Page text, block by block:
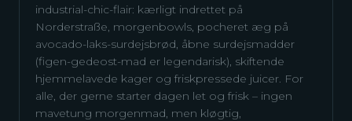
industrial-chic-flair: kærligt indrettet på
Norderstraße, morgenbowls, pocheret æg på
avocado-laks-surdejsbrød, åbne surdejsmadder
(figen-gedeost-mad er legendarisk), skiftende
hjemmelavede kager og friskpressede juicer. For
alle, der gerne starter dagen let og frisk – ingen
mavetung morgenmad, men kløgtig,